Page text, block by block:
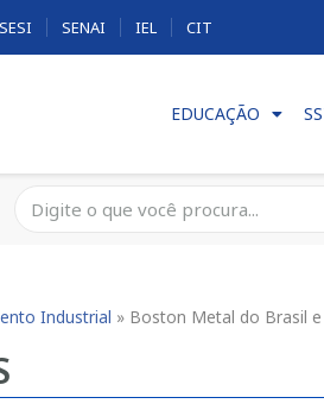
SESI SENAI IEL CIT
EDUCAÇÃO
Industrial » Boston Metal do Brasil